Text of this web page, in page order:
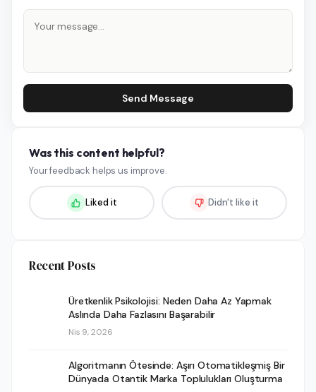
Send Message
Was this content helpful?
Your feedback helps us improve.
Liked it Didn't like it
Recent Posts
Üretkenlik Psikolojisi: Neden Daha Az Yapmak
Aslında Daha Fazlasını Başarabilir
Nis 9, 2026
Algoritmanın Ötesinde: Aşırı Otomatikleşmiş Bir
Dünyada Otantik Marka Toplulukları Oluşturma